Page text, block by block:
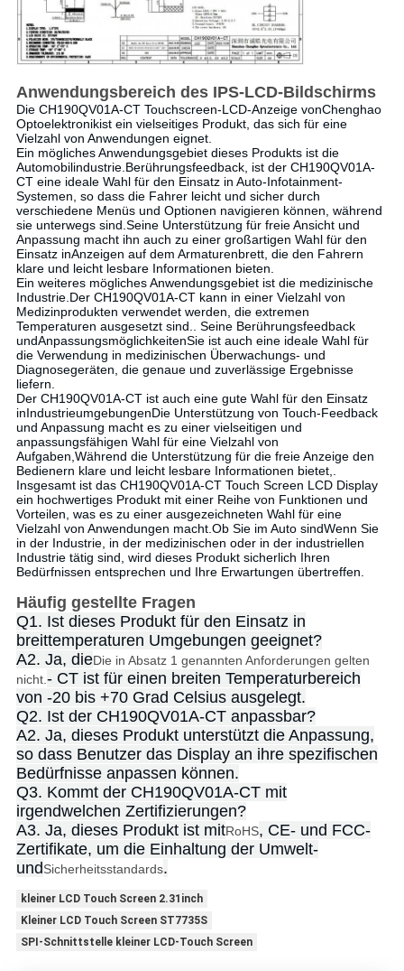
Anwendungsbereich des IPS-LCD-Bildschirms
Die CH190QV01A-CT Touchscreen-LCD-Anzeige vonChenghao
Optoelektronikist ein vielseitiges Produkt, das sich für eine
Vielzahl von Anwendungen eignet.
Ein mögliches Anwendungsgebiet dieses Produkts ist die
Automobilindustrie.Berührungsfeedback, ist der CH190QV01A-
CT eine ideale Wahl für den Einsatz in Auto-Infotainment-
Systemen, so dass die Fahrer leicht und sicher durch
verschiedene Menüs und Optionen navigieren können, während
sie unterwegs sind.Seine Unterstützung für freie Ansicht und
Anpassung macht ihn auch zu einer großartigen Wahl für den
Einsatz inAnzeigen auf dem Armaturenbrett, die den Fahrern
klare und leicht lesbare Informationen bieten.
Ein weiteres mögliches Anwendungsgebiet ist die medizinische
Industrie.Der CH190QV01A-CT kann in einer Vielzahl von
Medizinprodukten verwendet werden, die extremen
Temperaturen ausgesetzt sind.. Seine Berührungsfeedback
undAnpassungsmöglichkeitenSie ist auch eine ideale Wahl für
die Verwendung in medizinischen Überwachungs- und
Diagnosegeräten, die genaue und zuverlässige Ergebnisse
liefern.
Der CH190QV01A-CT ist auch eine gute Wahl für den Einsatz
inIndustrieumgebungenDie Unterstützung von Touch-Feedback
und Anpassung macht es zu einer vielseitigen und
anpassungsfähigen Wahl für eine Vielzahl von
Aufgaben,Während die Unterstützung für die freie Anzeige den
Bedienern klare und leicht lesbare Informationen bietet,.
Insgesamt ist das CH190QV01A-CT Touch Screen LCD Display
ein hochwertiges Produkt mit einer Reihe von Funktionen und
Vorteilen, was es zu einer ausgezeichneten Wahl für eine
Vielzahl von Anwendungen macht.Ob Sie im Auto sindWenn Sie
in der Industrie, in der medizinischen oder in der industriellen
Industrie tätig sind, wird dieses Produkt sicherlich Ihren
Bedürfnissen entsprechen und Ihre Erwartungen übertreffen.
Häufig gestellte Fragen
Q1. Ist dieses Produkt für den Einsatz in
breittemperaturen Umgebungen geeignet?
A2. Ja, dieDie in Absatz 1 genannten Anforderungen gelten
nicht.- CT ist für einen breiten Temperaturbereich
von -20 bis +70 Grad Celsius ausgelegt.
Q2. Ist der CH190QV01A-CT anpassbar?
A2. Ja, dieses Produkt unterstützt die Anpassung,
so dass Benutzer das Display an ihre spezifischen
Bedürfnisse anpassen können.
Q3. Kommt der CH190QV01A-CT mit
irgendwelchen Zertifizierungen?
A3. Ja, dieses Produkt ist mitRoHS, CE- und FCC-
Zertifikate, um die Einhaltung der Umwelt-
undSicherheitsstandards.
kleiner LCD Touch Screen 2.31inch
Kleiner LCD Touch Screen ST7735S
SPI-Schnittstelle kleiner LCD-Touch Screen